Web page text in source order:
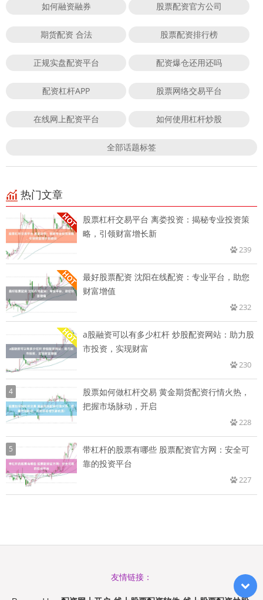
如何融资融券 股票配资官方公司
期货配资 合法 股票配资排行榜
正规实盘配资平台 配资爆仓还用还吗
配资杠杆APP 股票网络交易平台
在线网上配资平台 如何使用杠杆炒股
全部话题标签
热门文章
股票杠杆交易平台 离娄投资：揭秘专业投资策
略，引领财富增长新
239
最好股票配资 沈阳在线配资：专业平台，助您
财富增值
232
a股融资可以有多少杠杆 炒股配资网站：助力股
市投资，实现财富
230
4
股票如何做杠杆交易 黄金期货配资行情火热，
把握市场脉动，开启
228
5
带杠杆的股票有哪些 股票配资官方网：安全可
靠的投资平台
227
友情链接：